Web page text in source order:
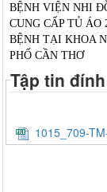
BỆNH VIỆN NHI
CUNG CẤP TỦ ÁO
BỆNH TẠI KHOA
PHỐ CẦN THƠ
Tập tin
1015_709-